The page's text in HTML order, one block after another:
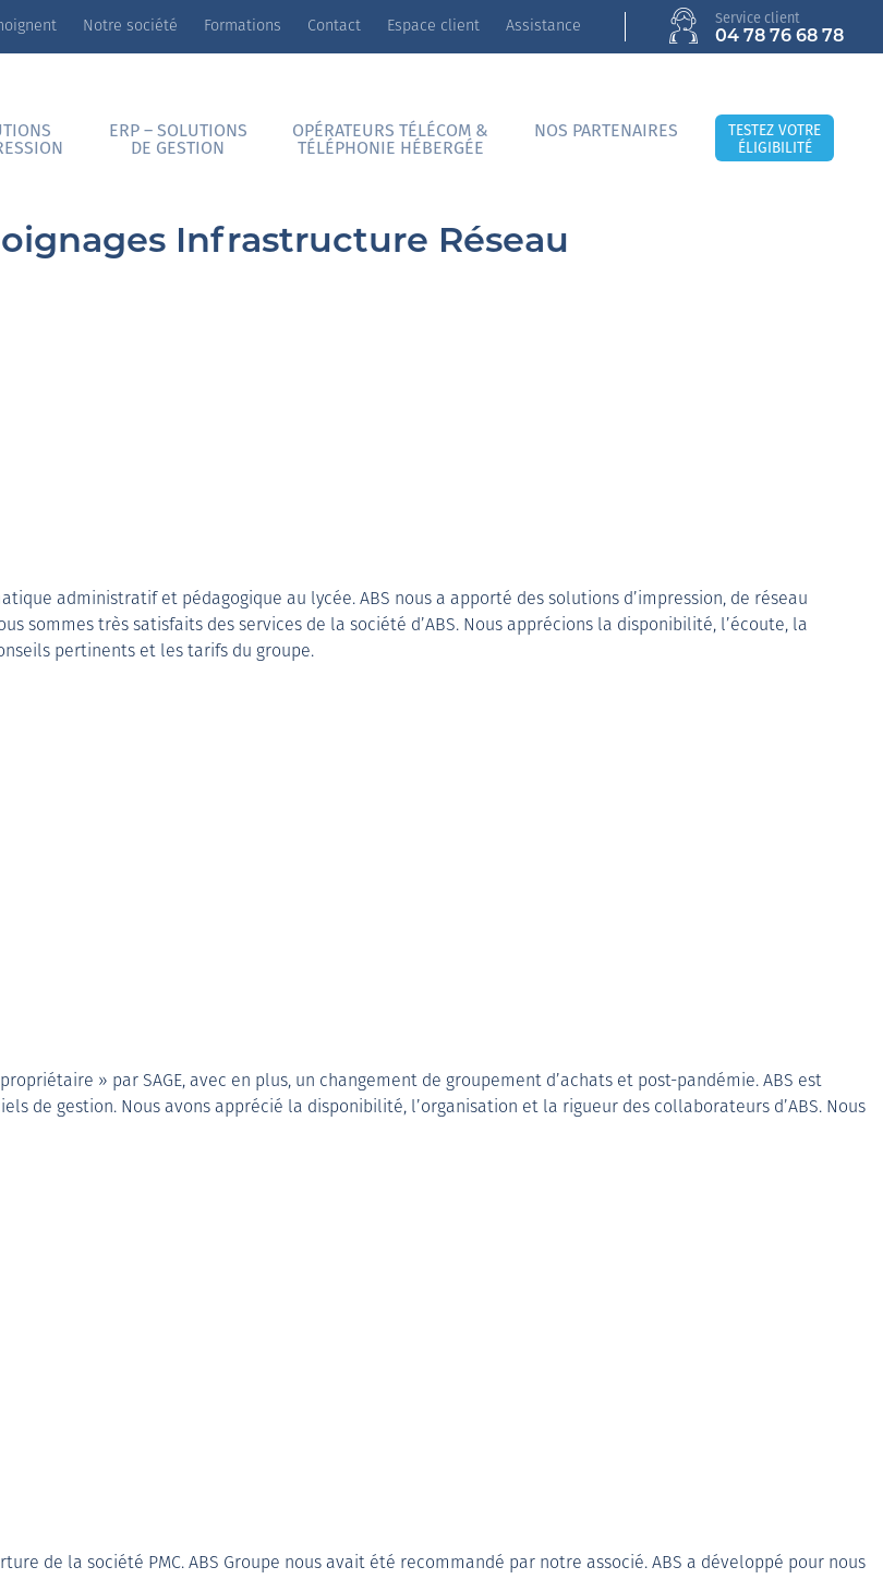
Notre société Formations Contact Espace client Assistance
Service client
04 78 76 68 78
ERP – SOLUTIONS
DE GESTION
OPÉRATEURS TÉLÉCOM &
TÉLÉPHONIE HÉBERGÉE
NOS PARTENAIRES
TESTEZ VOTRE
ÉLIGIBILITÉ
Infrastructure Réseau
administratif et pédagogique au lycée. ABS nous a apporté des solutions d’impression, de réseau
sommes très satisfaits des services de la société d’ABS. Nous apprécions la disponibilité, l’écoute, la
pertinents et les tarifs du groupe.
» par SAGE, avec en plus, un changement de groupement d’achats et post-pandémie. ABS est
de gestion. Nous avons apprécié la disponibilité, l’organisation et la rigueur des collaborateurs d’ABS. Nous
de la société PMC. ABS Groupe nous avait été recommandé par notre associé. ABS a développé pour nous